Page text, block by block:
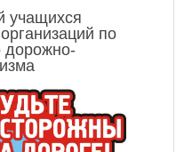
учащихся
по
дорожно-